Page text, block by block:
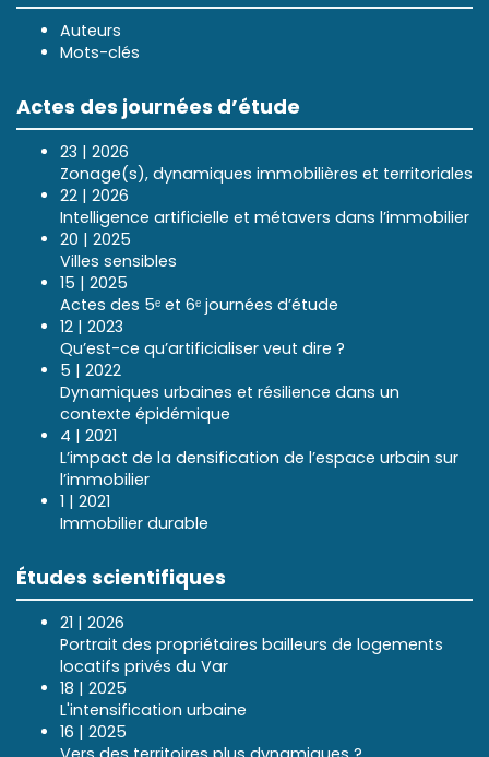
Auteurs
Mots-clés
Actes des journées d’étude
23 | 2026
Zonage(s), dynamiques immobilières et territoriales
22 | 2026
Intelligence artificielle et métavers dans l’immobilier
20 | 2025
Villes sensibles
15 | 2025
Actes des 5ᵉ et 6ᵉ journées d’étude
12 | 2023
Qu’est-ce qu’artificialiser veut dire ?
5 | 2022
Dynamiques urbaines et résilience dans un
contexte épidémique
4 | 2021
L’impact de la densification de l’espace urbain sur
l’immobilier
1 | 2021
Immobilier durable
Études scientifiques
21 | 2026
Portrait des propriétaires bailleurs de logements
locatifs privés du Var
18 | 2025
L'intensification urbaine
16 | 2025